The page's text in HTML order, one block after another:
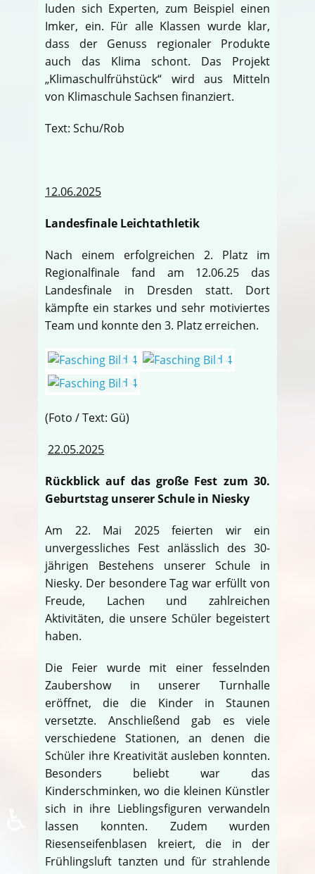
luden sich Experten, zum Beispiel einen
Imker, ein. Für alle Klassen wurde klar,
dass der Genuss regionaler Produkte
auch das Klima schont. Das Projekt
„Klimaschulfrühstück“ wird aus Mitteln
von Klimaschule Sachsen finanziert.
Text: Schu/Rob
12.06.2025
Landesfinale Leichtathletik
Nach einem erfolgreichen 2. Platz im
Regionalfinale fand am 12.06.25 das
Landesfinale in Dresden statt. Dort
kämpfte ein starkes und sehr motiviertes
Team und konnte den 3. Platz erreichen.
(Foto / Text: Gü)
22.05.2025
Rückblick auf das große Fest zum 30.
Geburtstag unserer Schule in Niesky
Am 22. Mai 2025 feierten wir ein
unvergessliches Fest anlässlich des 30-
jährigen Bestehens unserer Schule in
Niesky. Der besondere Tag war erfüllt von
Freude, Lachen und zahlreichen
Aktivitäten, die unsere Schüler begeistert
haben.
Die Feier wurde mit einer fesselnden
Zaubershow in unserer Turnhalle
eröffnet, die die Kinder in Staunen
versetzte. Anschließend gab es viele
verschiedene Stationen, an denen die
Schüler ihre Kreativität ausleben konnten.
Besonders beliebt war das
Kinderschminken, wo die kleinen Künstler
sich in ihre Lieblingsfiguren verwandeln
lassen konnten. Zudem wurden
Riesenseifenblasen kreiert, die in der
Frühlingsluft tanzten und für strahlende